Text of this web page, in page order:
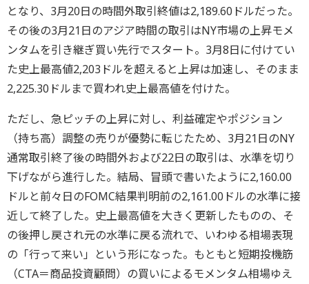
となり、3月20日の時間外取引終値は2,189.60ドルだった。
その後の3月21日のアジア時間の取引はNY市場の上昇モメ
ンタムを引き継ぎ買い先行でスタート。3月8日に付けてい
た史上最高値2,203ドルを超えると上昇は加速し、そのまま
2,225.30ドルまで買われ史上最高値を付けた。
ただし、急ピッチの上昇に対し、利益確定やポジション
（持ち高）調整の売りが優勢に転じたため、3月21日のNY
通常取引終了後の時間外および22日の取引は、水準を切り
下げながら進行した。結局、冒頭で書いたように2,160.00
ドルと前々日のFOMC結果判明前の2,161.00ドルの水準に接
近して終了した。史上最高値を大きく更新したものの、そ
の後押し戻され元の水準に戻る流れで、いわゆる相場表現
の「行って来い」という形になった。もともと短期投機筋
（CTA＝商品投資顧問）の買いによるモメンタム相場ゆえ